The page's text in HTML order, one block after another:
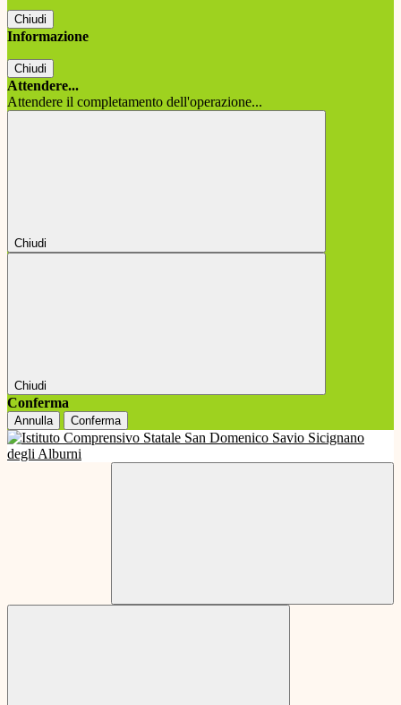
Chiudi
Informazione
Chiudi
Attendere...
Attendere il completamento dell'operazione...
Chiudi
Chiudi
Conferma
Annulla Conferma